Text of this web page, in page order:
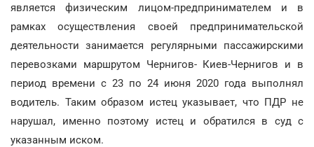
является физическим лицом-предпринимателем и в
рамках осуществления своей предпринимательской
деятельности занимается регулярными пассажирскими
перевозками маршрутом Чернигов- Киев-Чернигов и в
период времени с 23 по 24 июня 2020 года выполнял
водитель. Таким образом истец указывает, что ПДР не
нарушал, именно поэтому истец и обратился в суд с
указанным иском.